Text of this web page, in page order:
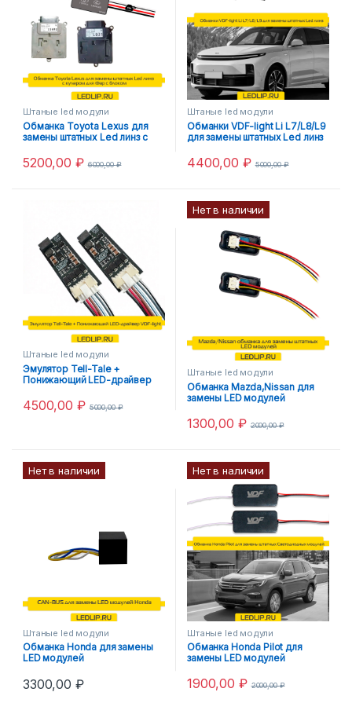
Штаные led модули
Обманка Toyota Lexus для
замены штатных Led линз с
5200,00 ₽ 6000,00₽
Штаные led модули
Обманки VDF-light Li L7/L8/L9
для замены штатных Led линз
4400,00 ₽ 5000,00₽
Штаные led модули
Эмулятор Tell-Tale +
Понижающий LED-драйвер
4500,00 ₽ 5000,00₽
Нет в наличии
Штаные led модули
Обманка Mazda,Nissan для
замены LED модулей
1300,00 ₽ 2000,00₽
Нет в наличии
Штаные led модули
Обманка Honda для замены
LED модулей
3300,00 ₽
Нет в наличии
Штаные led модули
Обманка Honda Pilot для
замены LED модулей
1900,00 ₽ 2000,00₽